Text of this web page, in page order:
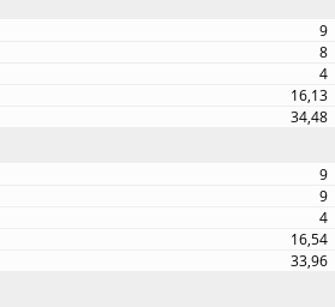
9
8
4
16,13
34,48
9
9
4
16,54
33,96